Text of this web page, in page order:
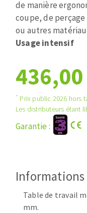
Cales à
Eponges
Plateaux
Disques
Meules
Disques à
Disque intissé
Disques fibre
Meules de
Feutres à
Aspirateurs
de manière
coupe, de
ou autres
Usage intensif
436,00
* Prix public 2026 hors
Les distributeurs étant
Garantie :
Table de travail
mm.